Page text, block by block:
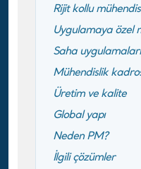
Rijit kollu
Uygulamaya özel
Saha uygulamaları
Mühendislik
Üretim ve kalite
Global yapı
Neden PM?
İlgili çözümler